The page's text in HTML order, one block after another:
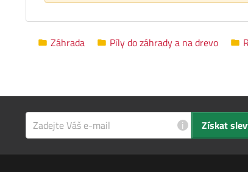
Záhrada Píly do záhrady a na drevo
i Získat